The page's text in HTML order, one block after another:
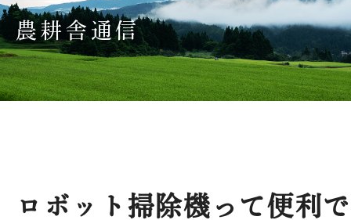
農耕舎通信
ロボット掃除機って便利で